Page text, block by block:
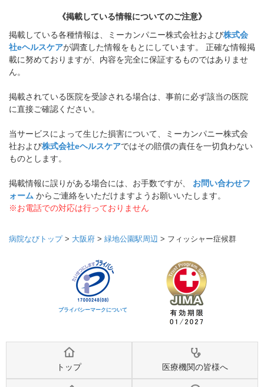
《掲載している情報についてのご注意》
掲載している各種情報は、ミーカンパニー株式会社および株式会
社eヘルスケアが調査した情報をもとにしています。 正確な情報掲
載に努めておりますが、内容を完全に保証するものではありませ
ん。
掲載されている医院を受診される場合は、事前に必ず該当の医院
に直接ご確認ください。
当サービスによって生じた損害について、ミーカンパニー株式会
社および株式会社eヘルスケアではその賠償の責任を一切負わない
ものとします。
掲載情報に誤りがある場合には、お手数ですが、 お問い合わせフ
ォーム からご連絡をいただけますようお願いいたします。
※お電話での対応は行っておりません
病院なびトップ> 大阪府 > 緑地公園駅周辺 > フィッシャー症候群
プライバシーマークについて
トップ 医療機関の皆様へ